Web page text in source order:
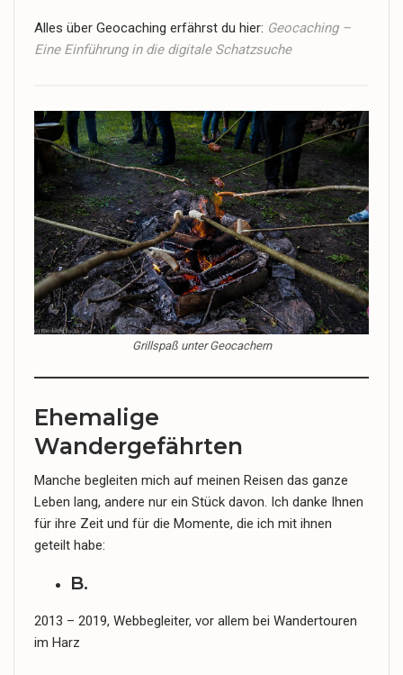
Alles über Geocaching erfährst du hier: Geocaching –
Eine Einführung in die digitale Schatzsuche
Grillspaß unter Geocachern
Ehemalige
Wandergefährten
Manche begleiten mich auf meinen Reisen das ganze
Leben lang, andere nur ein Stück davon. Ich danke Ihnen
für ihre Zeit und für die Momente, die ich mit ihnen
geteilt habe:
B.
2013 – 2019, Webbegleiter, vor allem bei Wandertouren
im Harz